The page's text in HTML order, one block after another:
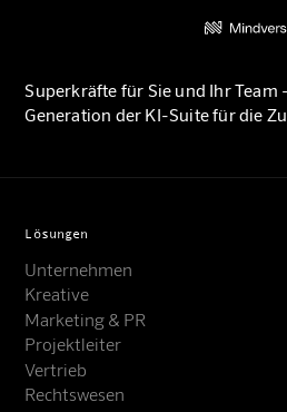
Superkräfte für Sie und Ihr Team
Generation der KI-Suite für die
Lösungen
Unternehmen
Kreative
Marketing & PR
Projektleiter
Vertrieb
Rechtswesen